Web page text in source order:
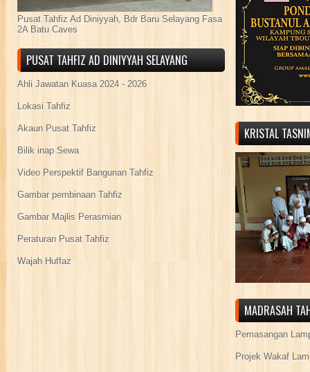
Pusat Tahfiz Ad Diniyyah, Bdr Baru Selayang Fasa
2A Batu Caves
PUSAT TAHFIZ AD DINIYYAH SELAYANG
Ahli Jawatan Kuasa 2024 - 2026
Lokasi Tahfiz
Akaun Pusat Tahfiz
Bilik inap Sewa
Video Perspektif Bangunan Tahfiz
Gambar pembinaan Tahfiz
Gambar Majlis Perasmian
Peraturan Pusat Tahfiz
Wajah Huffaz
KRISTAL
MADRASAH
Pemasangan
Projek Wakaf